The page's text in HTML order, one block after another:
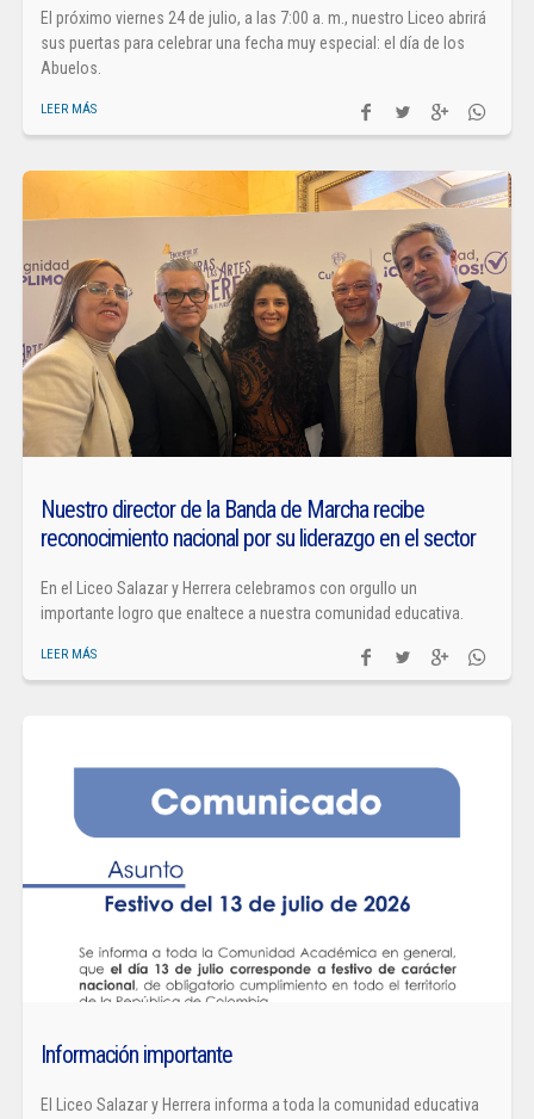
El próximo viernes 24 de julio, a las 7:00 a. m., nuestro Liceo abrirá
sus puertas para celebrar una fecha muy especial: el día de los
Abuelos.
LEER MÁS
Nuestro director de la Banda de Marcha recibe
reconocimiento nacional por su liderazgo en el sector
En el Liceo Salazar y Herrera celebramos con orgullo un
importante logro que enaltece a nuestra comunidad educativa.
LEER MÁS
Información importante
El Liceo Salazar y Herrera informa a toda la comunidad educativa